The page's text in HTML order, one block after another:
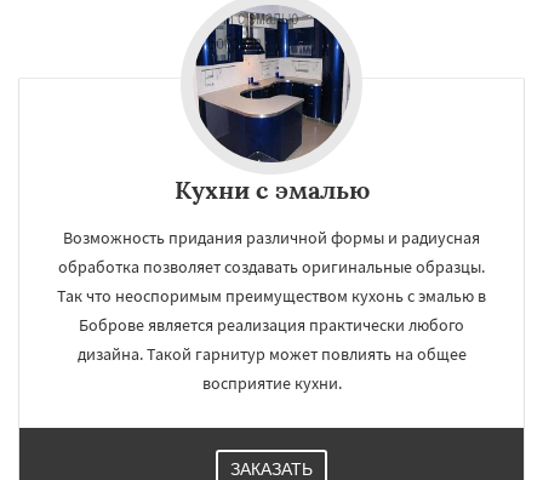
Кухни с эмалью
Возможность придания различной формы и радиусная
обработка позволяет создавать оригинальные образцы.
Так что неоспоримым преимуществом кухонь с эмалью в
Боброве является реализация практически любого
дизайна. Такой гарнитур может повлиять на общее
восприятие кухни.
ЗАКАЗАТЬ